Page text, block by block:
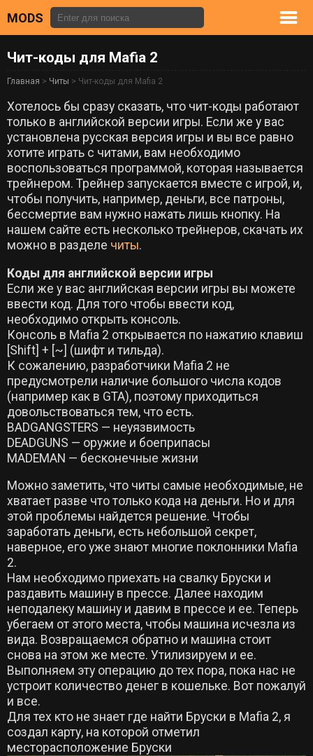
MODS
Чит-коды для Mafia 2
Главная > Читы > Чит-коды для Mafia 2
Хотелось бы сразу сказать, что чит-коды работают
только в английской версии игры. Если же у вас
установлена русская версия игры и вы все равно
хотите играть с читами, вам необходимо
воспользоваться программой, которая называется
трейнером. Трейнер запускается вместе с игрой, и,
чтобы получить, например, деньги, все патроны,
бессмертие вам нужно нажать лишь кнопку. На
нашем сайте есть несколько трейнеров, скачать их
можно в разделе читы.
Коды для английской версии игры
Если же у вас английская версии игры вы можете
ввести код. Для того чтобы ввести код,
необходимо открыть консоль.
Консоль в Mafia 2 открывается по нажатию клавиш
[Shift] + [~] (шифт и тильда).
К сожалению, разработчики Mafia 2 не
предусмотрели наличие большого числа кодов
(например как в GTA), поэтому приходиться
довольствоваться тем, что есть.
BADGANGSTERS — неуязвимость
DEADGUNS — оружие и боеприпасы
MADEMAN — бесконечные жизни
Можно заметить, что читы самые необходимые, не
хватает разве что только кода на деньги. Но и для
этой проблемы найдется решение. Чтобы
заработать деньги, есть небольшой секрет,
наверное, его уже знают многие поклонники Mafia
2.
Нам необходимо приехать на свалку Бруски и
раздавить машину в прессе. Далее находим
неподалеку машину и давим в прессе и ее. Теперь
убегаем от этого места, чтобы машина исчезла из
вида. Возвращаемся обратно и машина стоит
снова на этом же месте. Утилизируем и ее.
Выполняем эту операцию до тех пора, пока нас не
устроит количество денег в кошельке. Вот пожалуй
и все.
Для тех кто не знает где найти Бруски в Mafia 2, я
создал карту, на которой отметил
месторасположение Бруски